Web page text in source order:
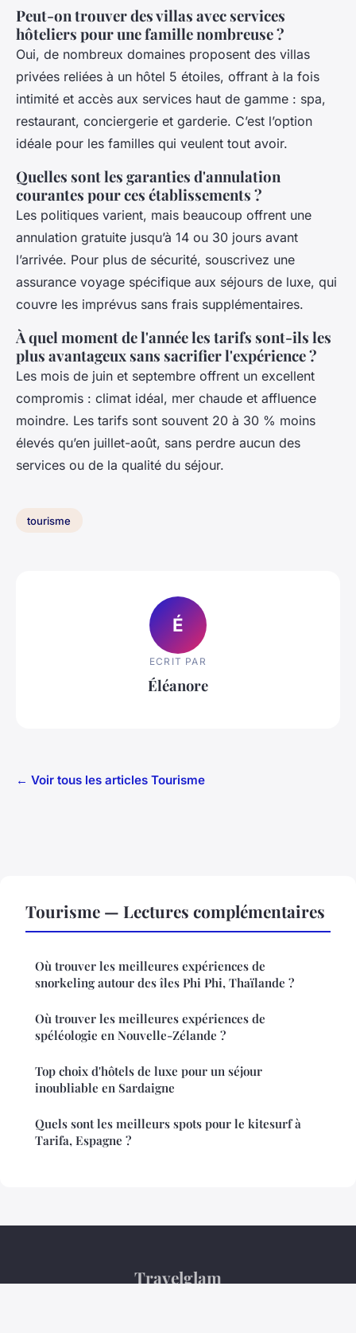
Peut-on trouver des villas avec services
hôteliers pour une famille nombreuse ?
Oui, de nombreux domaines proposent des villas
privées reliées à un hôtel 5 étoiles, offrant à la fois
intimité et accès aux services haut de gamme : spa,
restaurant, conciergerie et garderie. C’est l’option
idéale pour les familles qui veulent tout avoir.
Quelles sont les garanties d'annulation
courantes pour ces établissements ?
Les politiques varient, mais beaucoup offrent une
annulation gratuite jusqu’à 14 ou 30 jours avant
l’arrivée. Pour plus de sécurité, souscrivez une
assurance voyage spécifique aux séjours de luxe, qui
couvre les imprévus sans frais supplémentaires.
À quel moment de l'année les tarifs sont-ils les
plus avantageux sans sacrifier l'expérience ?
Les mois de juin et septembre offrent un excellent
compromis : climat idéal, mer chaude et affluence
moindre. Les tarifs sont souvent 20 à 30 % moins
élevés qu’en juillet-août, sans perdre aucun des
services ou de la qualité du séjour.
tourisme
É
ECRIT PAR
Éléanore
← Voir tous les articles Tourisme
Tourisme — Lectures complémentaires
Où trouver les meilleures expériences de
snorkeling autour des îles Phi Phi, Thaïlande ?
Où trouver les meilleures expériences de
spéléologie en Nouvelle-Zélande ?
Top choix d'hôtels de luxe pour un séjour
inoubliable en Sardaigne
Quels sont les meilleurs spots pour le kitesurf à
Tarifa, Espagne ?
Travelglam